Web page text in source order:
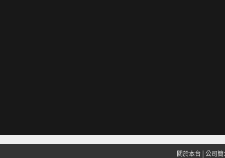
關於本台 公司簡